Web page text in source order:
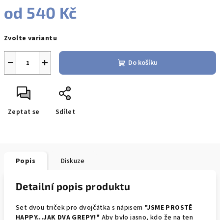
od 540 Kč
cena:
Zvolte variantu
+
− Do košíku
Zeptat se Sdílet
Popis Diskuze
Detailní popis produktu
Set dvou triček pro dvojčátka s nápisem "JSME PROSTĚ
HAPPY...JAK DVA GREPY!" Aby bylo jasno, kdo že na ten